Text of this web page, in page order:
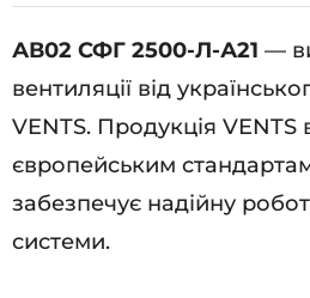
АВ02 СФГ 2500-Л-А21 —
вентиляції від
VENTS. Продукція VENTS
європейським стандартам
забезпечує надійну
системи.